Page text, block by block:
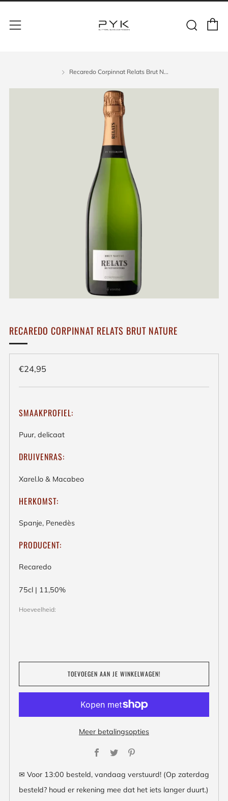
Recaredo Corpinnat Relats Brut N...
RECAREDO CORPINNAT RELATS BRUT NATURE
Regulieren
€24,95
SMAAKPROFIEL:
Puur, delicaat
DRUIVENRAS:
Xarel.lo & Macabeo
HERKOMST:
Spanje, Penedès
PRODUCENT:
Recaredo
75cl | 11,50%
Hoeveelheid:
TOEVOEGEN AAN JE WINKELWAGEN!
Meer betalingsopties
Facebook
Twitter
✉ Voor 13:00 besteld, vandaag verstuurd! (Op zaterdag
besteld? houd er rekening mee dat het iets langer duurt.)